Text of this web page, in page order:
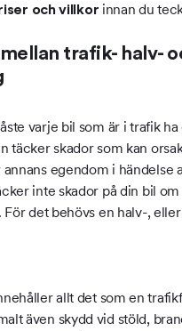
och villkor innan du
trafik- halv-
varje bil som är i trafik ha
täcker skador som kan
egendom i händelse
inte skador på din bil om
För det behövs en halv-, eller
allt det som en
även skydd vid stöld,